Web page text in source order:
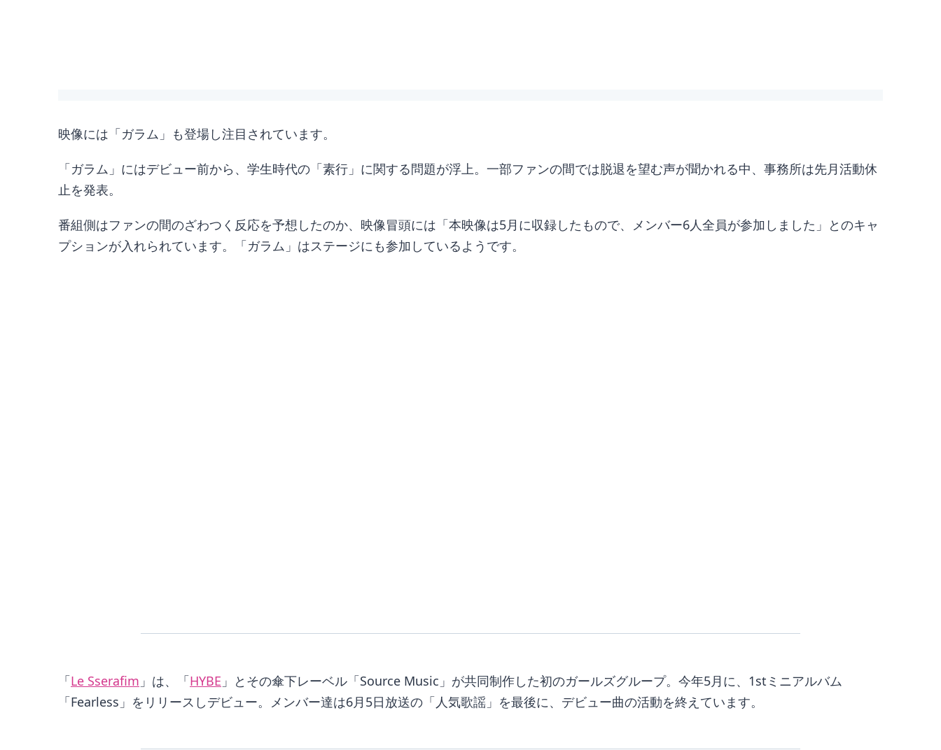
映像には「ガラム」も登場し注目されています。
「ガラム」にはデビュー前から、学生時代の「素行」に関する問題が浮上。一部ファンの間では脱退を望む声が聞かれる中、事務所は先月活動休
止を発表。
番組側はファンの間のざわつく反応を予想したのか、映像冒頭には「本映像は5月に収録したもので、メンバー6人全員が参加しました」とのキャ
プションが入れられています。「ガラム」はステージにも参加しているようです。
「Le Sserafim 」は、「HYBE 」とその傘下レーベル「Source Music」が共同制作した初のガールズグループ。今年5月に、1stミニアルバム
「Fearless」をリリースしデビュー。メンバー達は6月5日放送の「人気歌謡」を最後に、デビュー曲の活動を終えています。